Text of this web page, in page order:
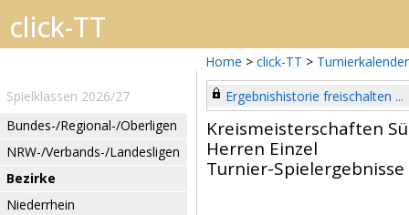
Home > click-TT > Turnierkalender
Spielklassen 2026/27
Bundes-/Regional-/Oberligen
NRW-/Verbands-/Landesligen
Bezirke
Niederrhein
Ergebnishistorie freischalten ...
Kreismeisterschaften
Herren Einzel
Turnier-Spielergebnisse